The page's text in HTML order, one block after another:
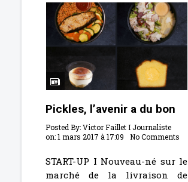
Pickles, l’avenir a du bon
Posted By:Victor Faillet I Journaliste
on:1 mars 2017 à 17:09 No Comments
START-UP I Nouveau-né sur le
marché de la livraison de